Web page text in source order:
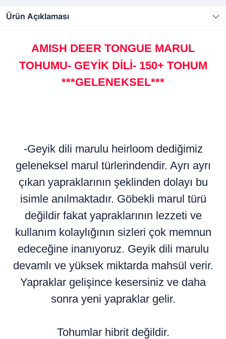
Ürün Açıklaması
AMISH DEER TONGUE MARUL
TOHUMU- GEYİK DİLİ- 150+ TOHUM
***GELENEKSEL***
-Geyik dili marulu heirloom dediğimiz
geleneksel marul türlerindendir. Ayrı ayrı
çıkan yapraklarının şeklinden dolayı bu
isimle anılmaktadır. Göbekli marul türü
değildir fakat yapraklarının lezzeti ve
kullanım kolaylığının sizleri çok memnun
edeceğine inanıyoruz. Geyik dili marulu
devamlı ve yüksek miktarda mahsül verir.
Yapraklar gelişince kesersiniz ve daha
sonra yeni yapraklar gelir.
Tohumlar hibrit değildir.